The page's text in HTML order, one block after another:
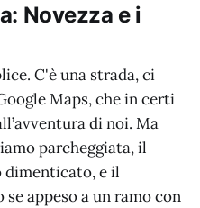
Novezza e i
C'è una strada, ci
Maps, che in certi
di noi. Ma
parcheggiata, il
dimenticato, e il
appeso a un ramo con